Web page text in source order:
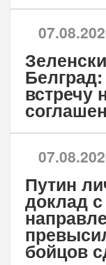
встречу
Путин
доклад
бойцов